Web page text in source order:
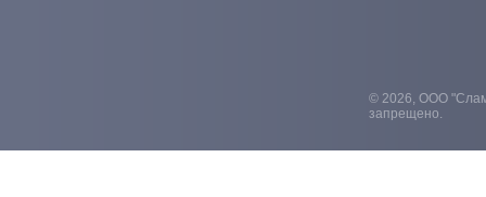
© 2026, ООО
запрещено.